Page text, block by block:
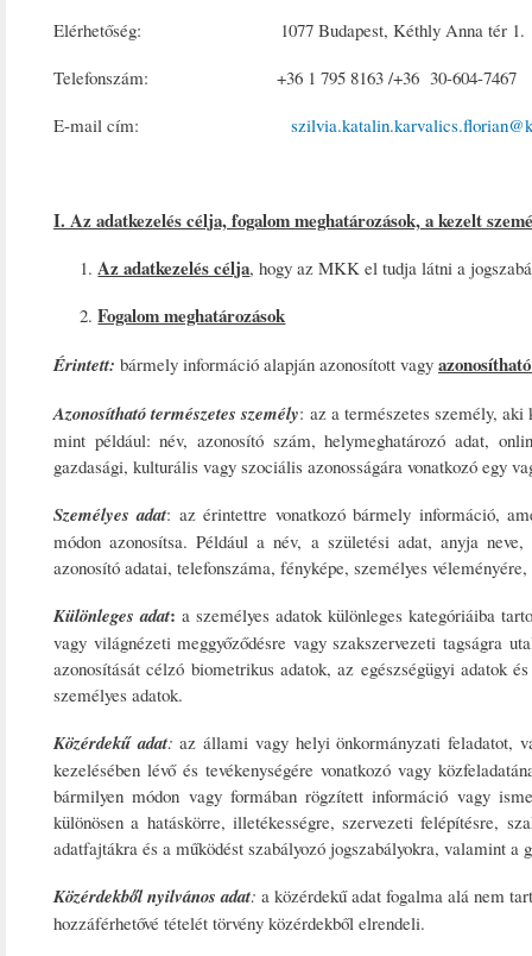
Elérhetőség: 1077 Budapest, Kéthly Anna tér 1.
Telefonszám: +36 1 795 8163 /+36 30-604-7467
E-mail cím:
I. Az adatkezelés célja, fogalom meghatározások, a kezelt
Az adatkezelés célja, hogy az MKK el tudja látni a
Fogalom meghatározások
Érintett: bármely információ alapján azonosított vagy
Azonosítható természetes személy: az a természetes személy,
mint például: név, azonosító szám, helymeghatározó adat,
gazdasági, kulturális vagy szociális azonosságára vonatkozó egy
Személyes adat: az érintettre vonatkozó bármely információ,
módon azonosítsa. Például a név, a születési adat, anyja
azonosító adatai, telefonszáma, fényképe, személyes
Különleges adat: a személyes adatok különleges kategóriáiba
vagy világnézeti meggyőződésre vagy szakszervezeti tagságra
azonosítását célzó biometrikus adatok, az egészségügyi adatok
személyes adatok.
Közérdekű adat: az állami vagy helyi önkormányzati feladatot,
kezelésében lévő és tevékenységére vonatkozó vagy
bármilyen módon vagy formában rögzített információ vagy
különösen a hatáskörre, illetékességre, szervezeti felépítésre,
adatfajtákra és a működést szabályozó jogszabályokra, valamint a
Közérdekből nyilvános adat: a közérdekű adat fogalma alá nem
hozzáférhetővé tételét törvény közérdekből elrendeli.